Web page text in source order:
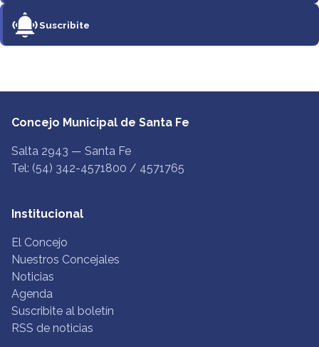
Suscribite
Concejo Municipal de Santa Fe
Salta 2943 — Santa Fe
Tel: (54) 342-4571800 / 4571765
Institucional
El Concejo
Nuestros Concejales
Noticias
Agenda
Suscribite al boletín
RSS de noticias